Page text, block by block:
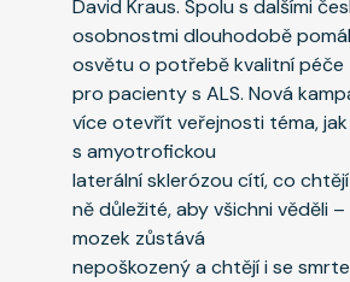
David Kraus. Spolu s dalšími
osobnostmi dlouhodobě
osvětu o potřebě kvalitní péče
pro pacienty s ALS. Nová
více otevřít veřejnosti téma,
s amyotrofickou
laterální sklerózou cítí, co
ně důležité, aby všichni věděli –
mozek zůstává
nepoškozený a chtějí i se